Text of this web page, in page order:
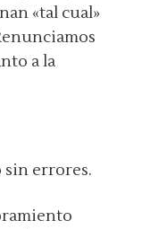
«tal cual»
a la
errores.